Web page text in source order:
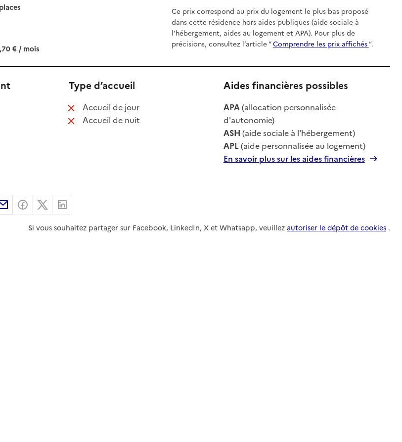
€ / mois
Ce prix correspond au prix du logement le plus bas proposé
dans cette résidence hors aides publiques (aide sociale à
l’hébergement, aides au logement et APA). Pour plus de
précisions, consultez l’article “Comprendre les prix affichés”.
Type d’accueil
Accueil de jour: non disponible
Accueil de nuit: non disponible
Aides financières possibles
APA(allocation personnalisée
d'autonomie)
ASH (aide sociale à l'hébergement)
APL(aide personnalisée au logement)
En savoir plus sur les aides financières
Partager par email
Partager sur Facebook
Partager sur X
Si vous souhaitez partager sur Facebook, LinkedIn, X et Whatsapp, veuillez autoriser le dépôt de cookies .